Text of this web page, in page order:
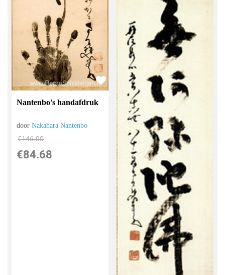
Nantenbo's handafdruk
doorNakahara Nantenbo
€146.00
€84.68